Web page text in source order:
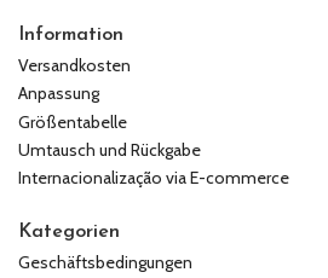
Information
Versandkosten
Anpassung
Größentabelle
Umtausch und Rückgabe
Internacionalização via E-commerce
Kategorien
Geschäftsbedingungen